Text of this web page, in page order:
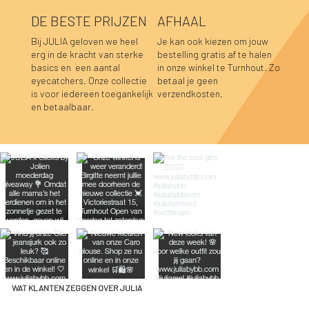
Blair sweaterjurk zwart
Prijs
€ 49,95
Blair sweaterjurk aubergine
Prijs
€ 49,95
Fay linnen top mosterdgeel
Prijs
€ 39,95
Fay linnen top olijfgroen
Prijs
€ 39,95
Lara sweater bordeaux
Prijs
€ 39,95
Hannah top prune
Prijs
€ 39,95
Hannah top choco
Prijs
€ 39,95
Caro blouse beige
Prijs
€ 44,95
Caro blouse kaki
Prijs
€ 44,95
Caro blouse donkerblauw
Prijs
€ 44,95
Caro blouse choco
Prijs
€ 44,95
Luka sweater grijs
Niet op voorraad
Luka rok grijs
Niet op voorraad
Sofie top bordeaux-donkerblauw
Niet op voorraad
Caro blouse prune
Niet op voorraad
DE BESTE PRIJZEN
Bij JULIA geloven we heel
erg in de kracht van sterke
basics en een aantal
eyecatchers. Onze collectie
is voor iedereen toegankelijk
en betaalbaar.
AFHAAL
Je kan ook kiezen om jouw
bestelling gratis af te halen
in onze winkel te Turnhout. Zo
betaal je geen
verzendkosten.
WAT KLANTEN ZEGGEN OVER JULIA